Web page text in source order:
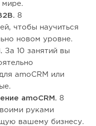
мире.
8
чтобы научиться
новом уровне.
За 10 занятий вы
amoCRM или
amoCRM. 8
руками
вашему бизнесу.